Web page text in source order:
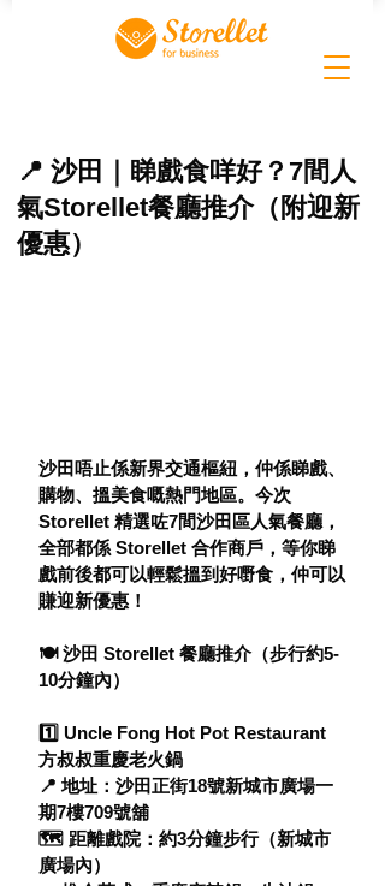
📍 沙田｜睇戲食咩好？7間人
氣Storellet餐廳推介（附迎新
優惠）
沙田唔止係新界交通樞紐，仲係睇戲、
購物、搵美食嘅熱門地區。今次
Storellet 精選咗7間沙田區人氣餐廳，
全部都係 Storellet 合作商戶，等你睇
戲前後都可以輕鬆搵到好嘢食，仲可以
賺迎新優惠！
🍽 沙田 Storellet 餐廳推介（步行約5-
10分鐘內）
1️⃣ Uncle Fong Hot Pot Restaurant
方叔叔重慶老火鍋
📍 地址：沙田正街18號新城市廣場一
期7樓709號舖
🗺 距離戲院：約3分鐘步行（新城市
廣場內）